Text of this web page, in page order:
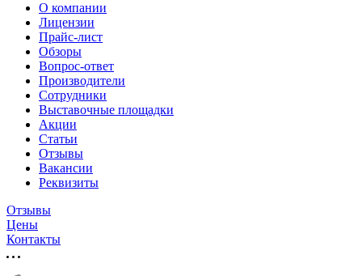
О компании
Лицензии
Прайс-лист
Обзоры
Вопрос-ответ
Производители
Сотрудники
Выставочные площадки
Акции
Статьи
Отзывы
Вакансии
Реквизиты
Отзывы
Цены
Контакты